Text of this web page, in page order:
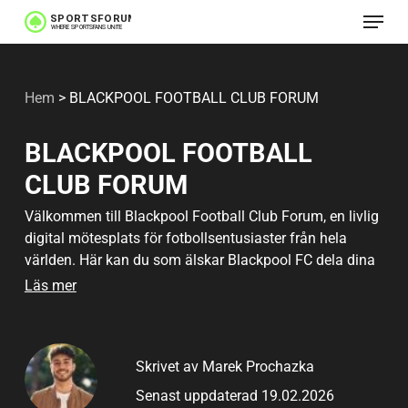
Hoppa
till
Meny
Hem >BLACKPOOL FOOTBALL CLUB FORUM
BLACKPOOL FOOTBALL
CLUB FORUM
Välkommen till Blackpool Football Club Forum, en livlig
digital mötesplats för fotbollsentusiaster från hela
världen. Här kan du som älskar Blackpool FC dela dina
tankar, diskutera matcher och strategier, samt hålla dig
lokalt och internationellt deltar aktivt. Oavsett om du är
intresserad av djupgående analyser eller avslappnade
diskussioner, finns det alltid något för dig här. Gå med i
Läs mer
Skrivet av Marek Prochazka
Senast uppdaterad 19.02.2026